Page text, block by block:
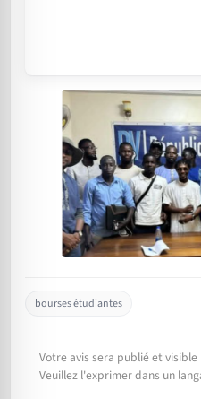
bourses étudiantes
Votre avis sera publié et
Veuillez l'exprimer dans un